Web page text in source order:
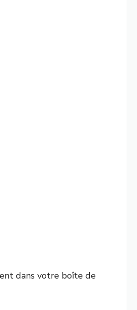
dans votre boîte de